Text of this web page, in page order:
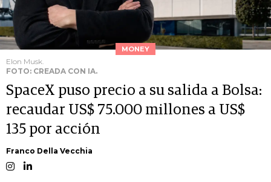
MONEY
Elon Musk.
FOTO: CREADA CON IA.
SpaceX puso precio a su salida a Bolsa:
recaudar US$ 75.000 millones a US$
135 por acción
Franco Della Vecchia